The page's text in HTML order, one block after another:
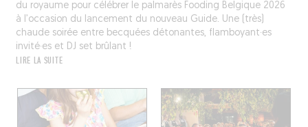
du royaume pour célébrer le palmarès Fooding Belgique 2026
à l’occasion du lancement du nouveau Guide. Une (très)
chaude soirée entre becquées détonantes, flamboyant·es
invité·es et DJ set brûlant !
LIRE LA SUITE